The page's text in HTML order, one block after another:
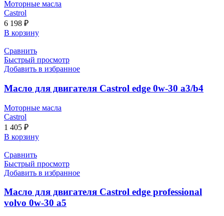
Моторные масла
Castrol
6 198 ₽
В корзину
Сравнить
Быстрый просмотр
Добавить в избранное
Масло для двигателя Castrol edge 0w-30 a3/b4
Моторные масла
Castrol
1 405 ₽
В корзину
Сравнить
Быстрый просмотр
Добавить в избранное
Масло для двигателя Castrol edge professional
volvo 0w-30 a5